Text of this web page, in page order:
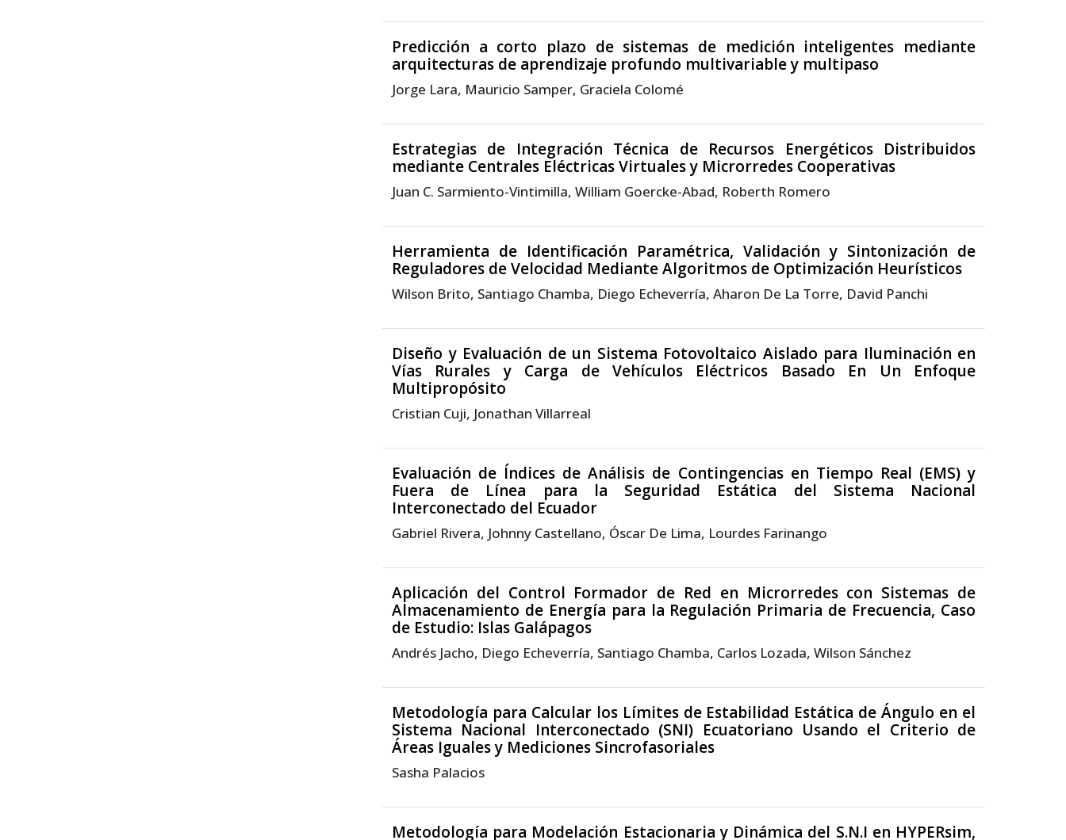
Predicción a corto plazo de sistemas de medición inteligentes mediante
arquitecturas de aprendizaje profundo multivariable y multipaso
Jorge Lara, Mauricio Samper, Graciela Colomé
Estrategias de Integración Técnica de Recursos Energéticos Distribuidos
mediante Centrales Eléctricas Virtuales y Microrredes Cooperativas
Juan C. Sarmiento-Vintimilla, William Goercke-Abad, Roberth Romero
Herramienta de Identificación Paramétrica, Validación y Sintonización de
Reguladores de Velocidad Mediante Algoritmos de Optimización Heurísticos
Wilson Brito, Santiago Chamba, Diego Echeverría, Aharon De La Torre, David Panchi
Diseño y Evaluación de un Sistema Fotovoltaico Aislado para Iluminación en
Vías Rurales y Carga de Vehículos Eléctricos Basado En Un Enfoque
Multipropósito
Cristian Cuji, Jonathan Villarreal
Evaluación de Índices de Análisis de Contingencias en Tiempo Real (EMS) y
Fuera de Línea para la Seguridad Estática del Sistema Nacional
Interconectado del Ecuador
Gabriel Rivera, Johnny Castellano, Óscar De Lima, Lourdes Farinango
Aplicación del Control Formador de Red en Microrredes con Sistemas de
Almacenamiento de Energía para la Regulación Primaria de Frecuencia, Caso
de Estudio: Islas Galápagos
Andrés Jacho, Diego Echeverría, Santiago Chamba, Carlos Lozada, Wilson Sánchez
Metodología para Calcular los Límites de Estabilidad Estática de Ángulo en el
Sistema Nacional Interconectado (SNI) Ecuatoriano Usando el Criterio de
Áreas Iguales y Mediciones Sincrofasoriales
Sasha Palacios
Metodología para Modelación Estacionaria y Dinámica del S.N.I en HYPERsim,